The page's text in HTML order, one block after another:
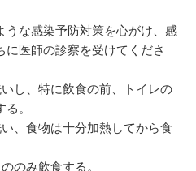
うな感染予防対策を心がけ、感
医師の診察を受けてくださ
し、特に飲食の前、トイレの
。
、食物は十分加熱してから食
のみ飲食する。